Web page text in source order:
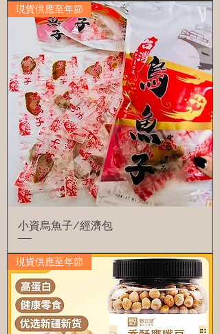
現貨供應至年節
小資烏魚子/經濟包
現貨供應至年節